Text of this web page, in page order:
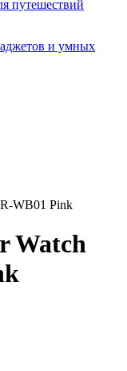
путешествий
и умных
WB01 Pink
Watch